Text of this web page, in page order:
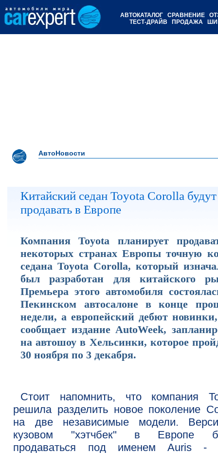
АВТОКАТАЛОГ СРАВНЕНИЕ
ТЕСТ-ДРАЙВ
ПРОДАЖА
АвтоНовости
Китайский седан Toyota Corolla будут
продавать в Европе
Компания Toyota планирует
некоторых странах Европы точную
седана Toyota Corolla, который
был разработан для китайского
Премьера этого автомобиля
Пекинском автосалоне в конце
недели, а европейский дебют
сообщает издание AutoWeek,
на автошоу в Хельсинки, которое
30 ноября по 3 декабря.
Стоит напомнить, что компания
решила разделить новое поколение
на две независимые модели.
кузовом "хэтчбек" в Европе
продаваться под именем Auris -